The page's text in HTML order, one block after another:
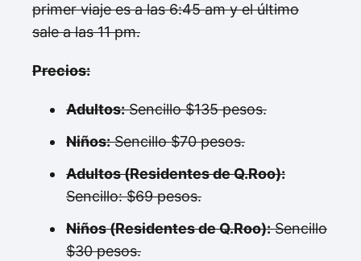
primer viaje es a las 6:45 am y el último
sale a las 11 pm.
Precios:
Adultos:Sencillo $135 pesos.
Niños:Sencillo $70 pesos.
Adultos (Residentes de Q.Roo):
Sencillo: $69 pesos.
Niños (Residentes de Q.Roo):Sencillo
$30 pesos.